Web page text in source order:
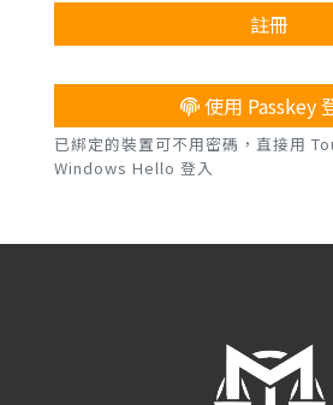
註冊
使用 Passkey
已綁定的裝置可不用密碼，直接用
Windows Hello 登入